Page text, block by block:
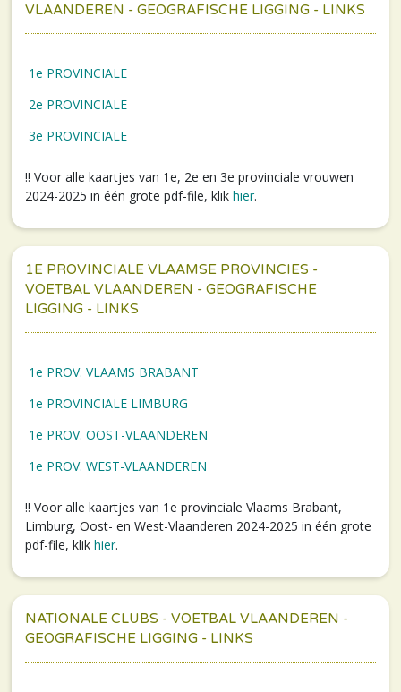
VLAANDEREN - GEOGRAFISCHE LIGGING - LINKS
1e PROVINCIALE
2e PROVINCIALE
3e PROVINCIALE
!! Voor alle kaartjes van 1e, 2e en 3e provinciale vrouwen
2024-2025 in één grote pdf-file, klik hier.
1E PROVINCIALE VLAAMSE PROVINCIES -
VOETBAL VLAANDEREN - GEOGRAFISCHE
LIGGING - LINKS
1e PROV. VLAAMS BRABANT
1e PROVINCIALE LIMBURG
1e PROV. OOST-VLAANDEREN
1e PROV. WEST-VLAANDEREN
!! Voor alle kaartjes van 1e provinciale Vlaams Brabant,
Limburg, Oost- en West-Vlaanderen 2024-2025 in één grote
pdf-file, klik hier.
NATIONALE CLUBS - VOETBAL VLAANDEREN -
GEOGRAFISCHE LIGGING - LINKS